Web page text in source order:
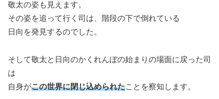
敬太の姿も見えます。
その姿を追って行く司は、階段の下で倒れている
日向を発見するのでした。
そして敬太と日向のかくれんぼの始まりの場面に戻った司
は
自身がこの世界に閉じ込められたことを察知します。